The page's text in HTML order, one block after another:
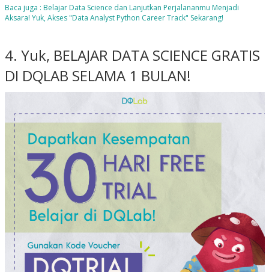
Baca juga : Belajar Data Science dan Lanjutkan Perjalananmu Menjadi
Aksara! Yuk, Akses "Data Analyst Python Career Track" Sekarang!
4. Yuk, BELAJAR DATA SCIENCE GRATIS
DI DQLAB SELAMA 1 BULAN!